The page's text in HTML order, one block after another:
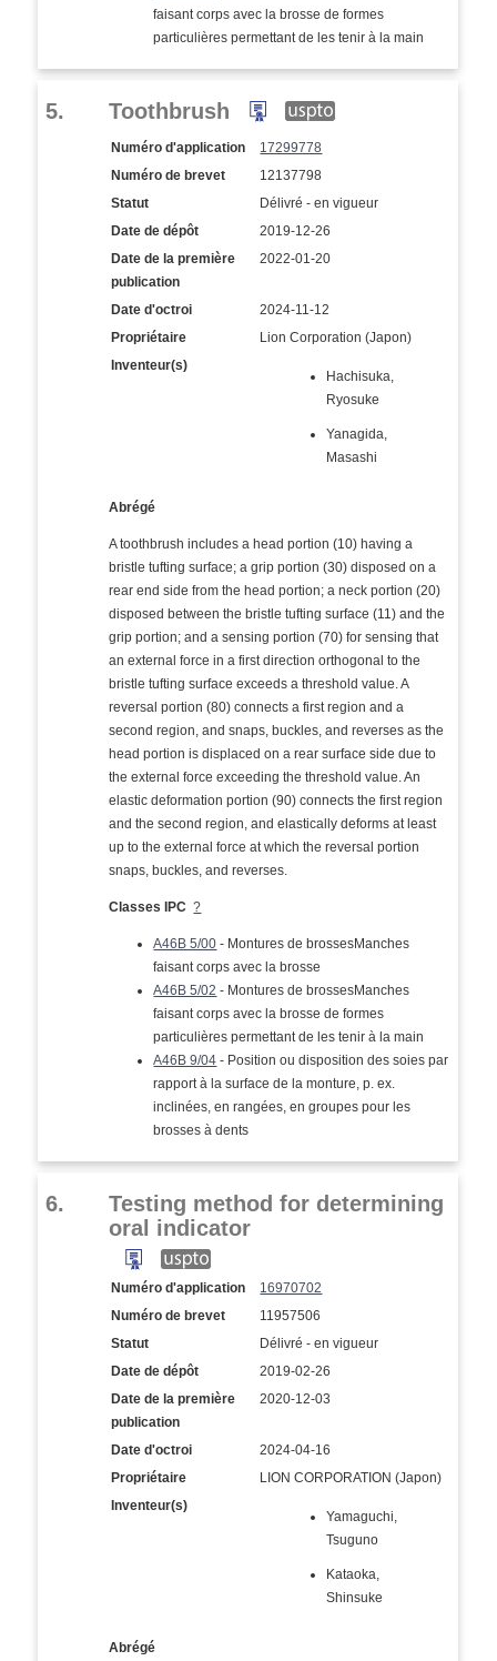
faisant corps avec la brosse de formes
particulières permettant de les tenir à la main
5. Toothbrush
Numéro d'application
17299778
Numéro de brevet
12137798
Statut
Délivré - en vigueur
Date de dépôt
2019-12-26
Date de la première
publication
2022-01-20
Date d'octroi
2024-11-12
Propriétaire
Lion Corporation (Japon)
Inventeur(s)
Hachisuka,
Ryosuke
Yanagida,
Masashi
Abrégé
A toothbrush includes a head portion (10) having a
bristle tufting surface; a grip portion (30) disposed on a
rear end side from the head portion; a neck portion (20)
disposed between the bristle tufting surface (11) and the
grip portion; and a sensing portion (70) for sensing that
an external force in a first direction orthogonal to the
bristle tufting surface exceeds a threshold value. A
reversal portion (80) connects a first region and a
second region, and snaps, buckles, and reverses as the
head portion is displaced on a rear surface side due to
the external force exceeding the threshold value. An
elastic deformation portion (90) connects the first region
and the second region, and elastically deforms at least
up to the external force at which the reversal portion
snaps, buckles, and reverses.
Classes IPC ?
A46B 5/00 - Montures de brossesManches
faisant corps avec la brosse
A46B 5/02 - Montures de brossesManches
faisant corps avec la brosse de formes
particulières permettant de les tenir à la main
A46B 9/04 - Position ou disposition des soies par
rapport à la surface de la monture, p. ex.
inclinées, en rangées, en groupes pour les
brosses à dents
6.
Testing method for determining
oral indicator
Numéro d'application
16970702
Numéro de brevet
11957506
Statut
Délivré - en vigueur
Date de dépôt
2019-02-26
Date de la première
publication
2020-12-03
Date d'octroi
2024-04-16
Propriétaire
LION CORPORATION (Japon)
Inventeur(s)
Yamaguchi,
Tsuguno
Kataoka,
Shinsuke
Abrégé